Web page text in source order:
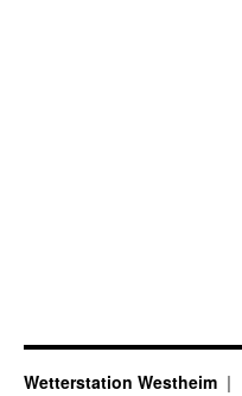
Wetterstation Westheim